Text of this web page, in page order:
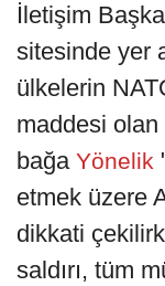
İletişim
sitesinde yer
ülkelerin
maddesi
bağa Yönelik
etmek üzere
dikkati
saldırı, tüm